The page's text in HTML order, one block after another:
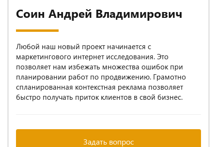
Соин Андрей Владимирович
Любой наш новый проект начинается с
маркетингового интернет исследования. Это
позволяет нам избежать множества ошибок при
планировании работ по продвижению. Грамотно
спланированная контекстная реклама позволяет
быстро получать приток клиентов в свой бизнес.
Задать вопрос